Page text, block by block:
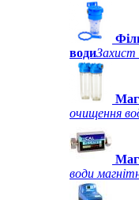
водиЗахист
очищення
води